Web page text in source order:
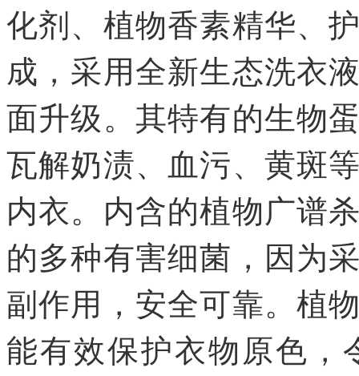
化剂、植物香素精华、
成，采用全新生态洗衣
面升级。其特有的生物
瓦解奶渍、血污、黄斑
内衣。内含的植物广谱
的多种有害细菌，因为
副作用，安全可靠。植
能有效保护衣物原色，